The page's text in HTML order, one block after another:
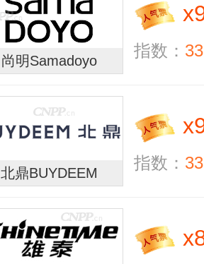
尚明Samadoyo
x
指数：
北鼎BUYDEEM
x
指数：
x